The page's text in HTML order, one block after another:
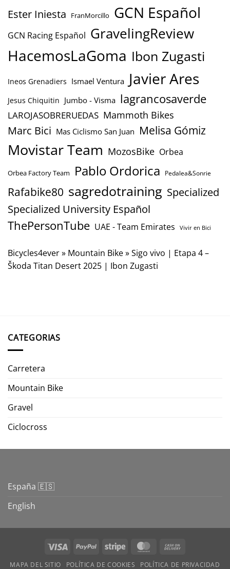
Ester Iniesta FranMorcillo GCN Español
GCN Racing Español GravelingReview
HacemosLaGoma Ibon Zugasti
Ineos Grenadiers Ismael Ventura Javier Ares
Jesus Chiquitin Jumbo - Visma lagrancosaverde
LAROJASOBRERUEDAS Mammoth Bikes
Marc Bici Mas Ciclismo San Juan Melisa Gómiz
Movistar Team MozosBike Orbea
Orbea Factory Team Pablo Ordorica Pedalea&Sonrie
Rafabike80 sagredotraining Specialized
Specialized University Español
ThePersonTube UAE - Team Emirates Vivir en Bici
Bicycles4ever» Mountain Bike»Sigo vivo | Etapa 4 –
Škoda Titan Desert 2025 | Ibon Zugasti
CATEGORIAS
Carretera
Mountain Bike
Gravel
Ciclocross
España 🇪🇸
English
Visa PayPal Stripe MasterCard
MAPA DEL SITIO POLÍTICA DE COOKIES POLÍTICA DE PRIVACIDAD